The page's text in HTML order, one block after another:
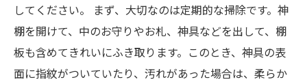
してください。 まず、大切なのは定期的な掃除です。神
棚を開けて、中のお守りやお札、神具などを出して、棚
板も含めてきれいにふき取ります。このとき、神具の表
面に指紋がついていたり、汚れがあった場合は、柔らか